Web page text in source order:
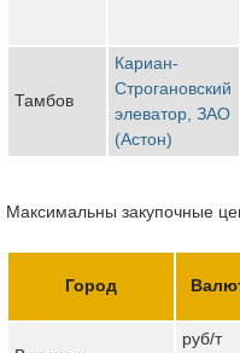
Тамбов
Кариан-
Строгановский
элеватор, ЗАО
(Астон)
Максимальны закупочные
Город
руб/т